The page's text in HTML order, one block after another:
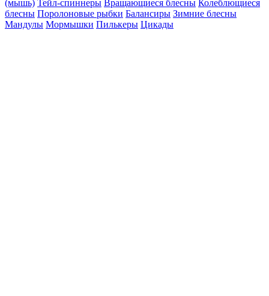
(мышь) Тейл-спиннеры Вращающиеся блесны Колеблющиеся
блесны Поролоновые рыбки Балансиры Зимние блесны
Мандулы Мормышки Пилькеры Цикады